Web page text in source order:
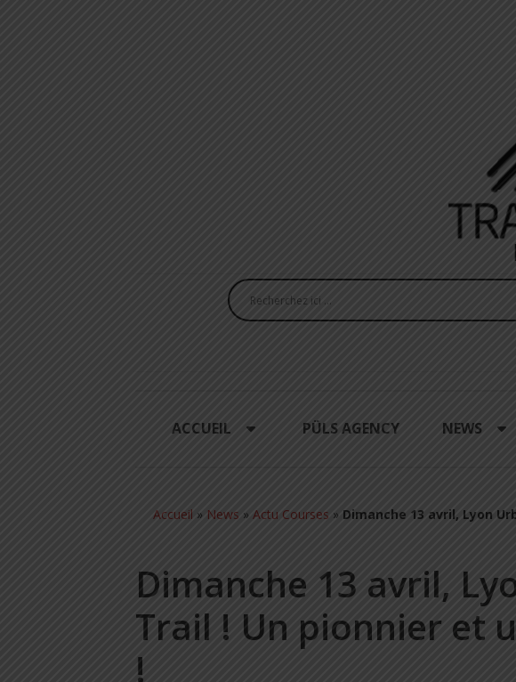
ACCUEIL PÜLS AGENCY NEWS
Accueil » News » Actu Courses » Dimanche 13 avril, Lyon
Dimanche 13 avril,
Trail ! Un pionnier et
!